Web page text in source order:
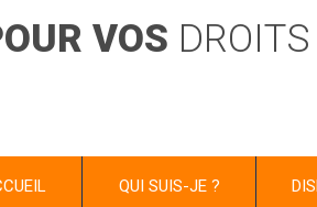
VOS DROITS
QUI SUIS-JE ?